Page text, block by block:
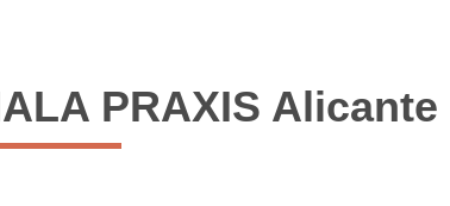
PRAXIS Alicante